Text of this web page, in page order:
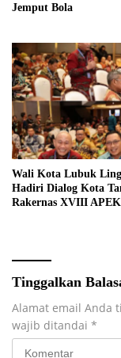
Jemput Bola
Wali Kota Lubuk
Hadiri Dialog Kota
Rakernas XVIII
Tinggalkan
Alamat email Anda
wajib ditandai *